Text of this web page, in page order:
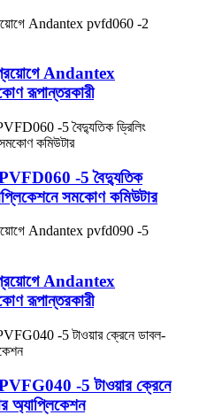
Andantex
রূপান্তরকারী
-5 বৈদ্যুতিক
সমকোণ কমিউটার
Andantex
রূপান্তরকারী
-5 টাওয়ার ক্রেনে
অ্যাপ্লিকেশন